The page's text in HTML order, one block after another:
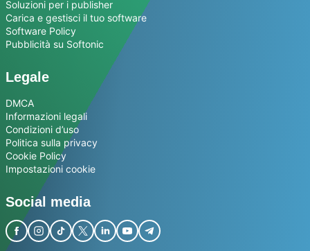
Soluzioni per i publisher
Carica e gestisci il tuo software
Software Policy
Pubblicità su Softonic
Legale
DMCA
Informazioni legali
Condizioni d’uso
Politica sulla privacy
Cookie Policy
Impostazioni cookie
Social media